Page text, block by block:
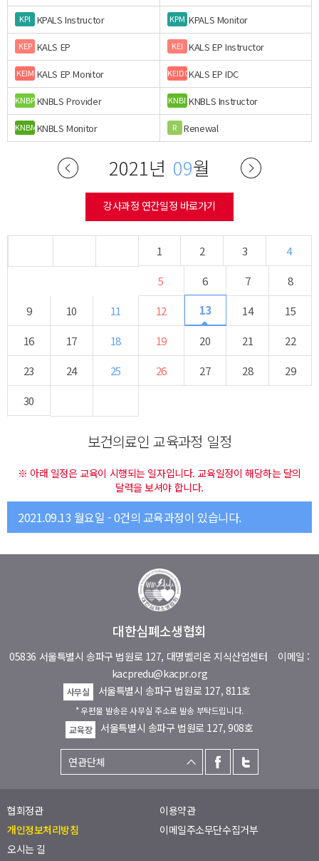
KPI KPALS Instructor KPM KPALS Monitor
KEP KALS EP KEI KALS EP Instructor
KEIM KALS EP Monitor KEIDCKALS EP IDC
KNBPKNBLS Provider KNBI KNBLS Instructor
KNBMKNBLS Monitor R Renewal
2021년 09월
강사과정 연간일정 바로가기
1 2 3
4
5
6 7
8
9
10 11 12 13 14
15
16
17 18 19 20 21
22
23
24 25 26 27 28
29
30
보건의료인 교육과정 일정
※ 아래 일정은 교육이 시행되는 일자입니다. 교육일정이 해당하는 달의
달력을 보셔야 합니다.
2021.09.13 월요일 - 0건의 교육과정이 있습니다.
대한심폐소생협회
05836 서울특별시 송파구 법원로 127, 대명벨리온 지식산업센터 이메일 :
kacpredu@kacpr.org
사무실 서울특별시 송파구 법원로 127, 811호
* 우편물 발송은 사무실 주소로 발송 부탁드립니다.
교육장
서울특별시 송파구 법원로 127, 908호
협회정관
이용약관
개인정보처리방침
이메일주소무단수집거부
오시는 길